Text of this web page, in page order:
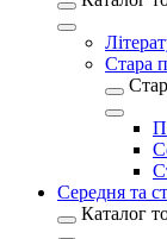
Стара
Середня та
Каталог